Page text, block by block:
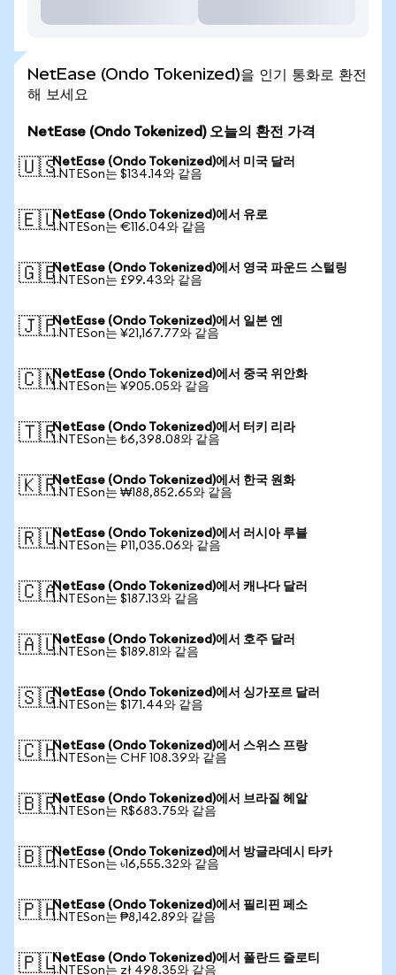
NetEase (Ondo Tokenized)을 인기 통화로 환전
해 보세요
NetEase (Ondo Tokenized) 오늘의 환전 가격
🇺🇸NetEase (Ondo Tokenized)에서 미국 달러
1 NTESon는 $134.14와 같음
🇪🇺NetEase (Ondo Tokenized)에서 유로
1 NTESon는 €116.04와 같음
🇬🇧NetEase (Ondo Tokenized)에서 영국 파운드 스털링
1 NTESon는 £99.43와 같음
🇯🇵NetEase (Ondo Tokenized)에서 일본 엔
1 NTESon는 ¥21,167.77와 같음
🇨🇳NetEase (Ondo Tokenized)에서 중국 위안화
1 NTESon는 ¥905.05와 같음
🇹🇷NetEase (Ondo Tokenized)에서 터키 리라
1 NTESon는 ₺6,398.08와 같음
🇰🇷NetEase (Ondo Tokenized)에서 한국 원화
1 NTESon는 ₩188,852.65와 같음
🇷🇺NetEase (Ondo Tokenized)에서 러시아 루블
1 NTESon는 ₽11,035.06와 같음
🇨🇦NetEase (Ondo Tokenized)에서 캐나다 달러
1 NTESon는 $187.13와 같음
🇦🇺NetEase (Ondo Tokenized)에서 호주 달러
1 NTESon는 $189.81와 같음
🇸🇬NetEase (Ondo Tokenized)에서 싱가포르 달러
1 NTESon는 $171.44와 같음
🇨🇭NetEase (Ondo Tokenized)에서 스위스 프랑
1 NTESon는 CHF 108.39와 같음
🇧🇷NetEase (Ondo Tokenized)에서 브라질 헤알
1 NTESon는 R$683.75와 같음
🇧🇩NetEase (Ondo Tokenized)에서 방글라데시 타카
1 NTESon는 ৳16,555.32와 같음
🇵🇭NetEase (Ondo Tokenized)에서 필리핀 페소
1 NTESon는 ₱8,142.89와 같음
🇵🇱NetEase (Ondo Tokenized)에서 폴란드 즐로티
1 NTESon는 zł 498.35와 같음